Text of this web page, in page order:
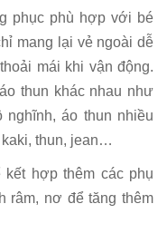
phục phù hợp với bé
mang lại vẻ ngoài dễ
mái khi vận động.
thun khác nhau như
áo thun nhiều
kaki, thun, jean…
hợp thêm các phụ
râm, nơ để tăng thêm